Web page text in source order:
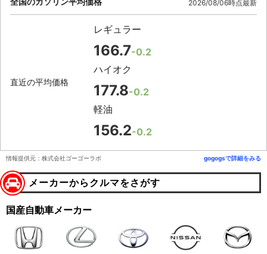
2026/08/06時点最新
直近の平均価格
レギュラー
166.7-0.2
ハイオク
177.8-0.2
軽油
156.2-0.2
情報提供元：株式会社ゴーゴーラボ gogogsで詳細をみる
メーカーからクルマをさがす
国産自動車メーカー